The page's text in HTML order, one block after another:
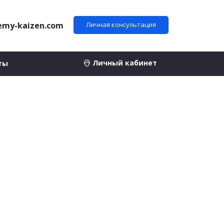
Личная консультация
kaizen.com
Личный кабинет